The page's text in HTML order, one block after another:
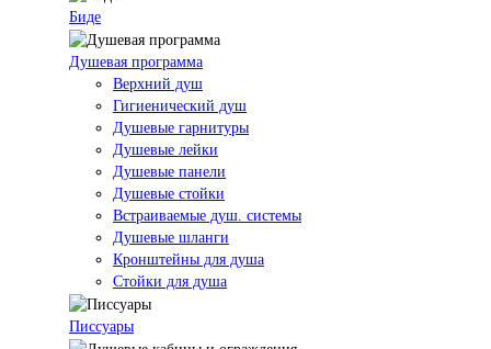
Биде
Душевая программа
Верхний душ
Гигиенический душ
Душевые гарнитуры
Душевые лейки
Душевые панели
Душевые стойки
Встраиваемые душ. системы
Душевые шланги
Кронштейны для душа
Стойки для душа
Писсуары